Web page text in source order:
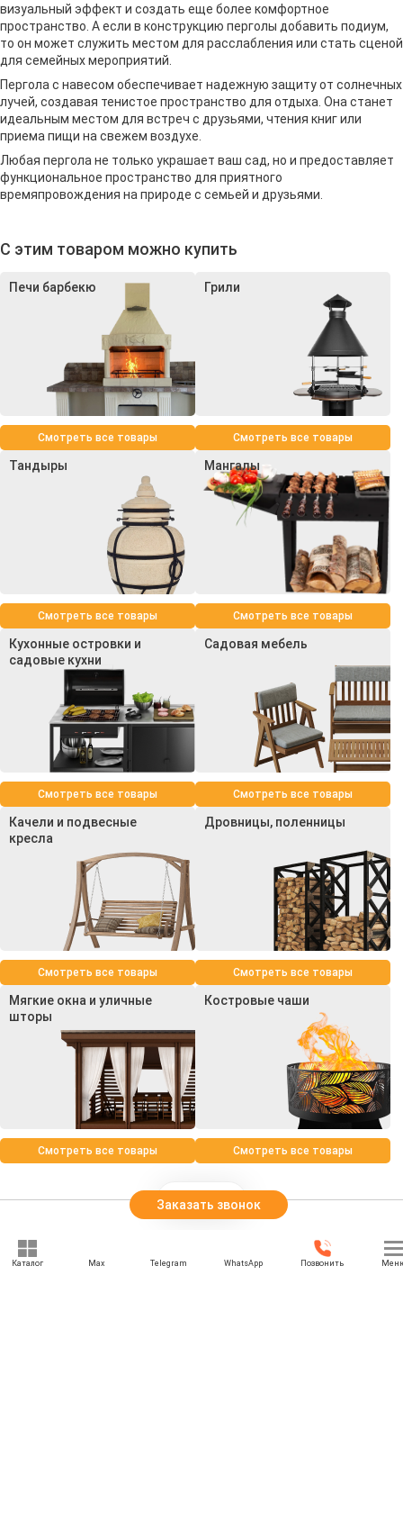
визуальный эффект и создать еще более комфортное
пространство. А если в конструкцию перголы добавить подиум,
то он может служить местом для расслабления или стать сценой
для семейных мероприятий.
Пергола с навесом обеспечивает надежную защиту от солнечных
лучей, создавая тенистое пространство для отдыха. Она станет
идеальным местом для встреч с друзьями, чтения книг или
приема пищи на свежем воздухе.
Любая пергола не только украшает ваш сад, но и предоставляет
функциональное пространство для приятного
времяпровождения на природе с семьей и друзьями.
С этим товаром можно купить
Печи барбекю
Смотреть все товары
Грили
Смотреть все товары
Тандыры
Смотреть все товары
Мангалы
Смотреть все товары
Кухонные островки и
садовые кухни
Смотреть все товары
Садовая мебель
Смотреть все товары
Качели и подвесные
кресла
Смотреть все товары
Дровницы, поленницы
Смотреть все товары
Мягкие окна и уличные
шторы
Смотреть все товары
Костровые чаши
Смотреть все товары
Заказать звонок
Каталог Max Telegram WhatsApp Позвонить